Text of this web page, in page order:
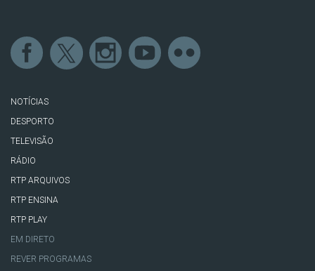
NOTÍCIAS
DESPORTO
TELEVISÃO
RÁDIO
RTP ARQUIVOS
RTP ENSINA
RTP PLAY
EM DIRETO
REVER PROGRAMAS